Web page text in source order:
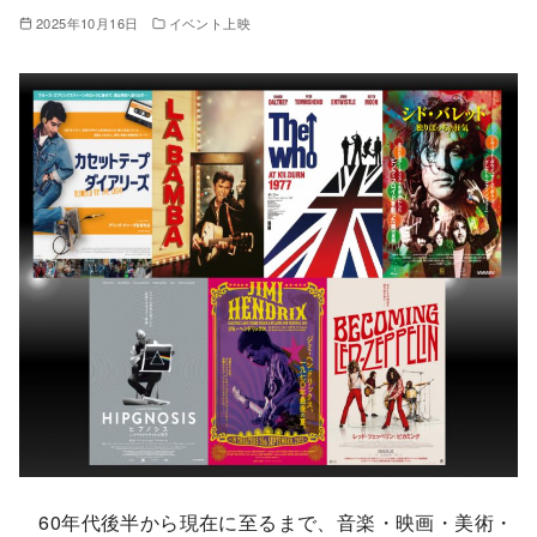
2025年10月16日 イベント上映
60年代後半から現在に至るまで、音楽・映画・美術・